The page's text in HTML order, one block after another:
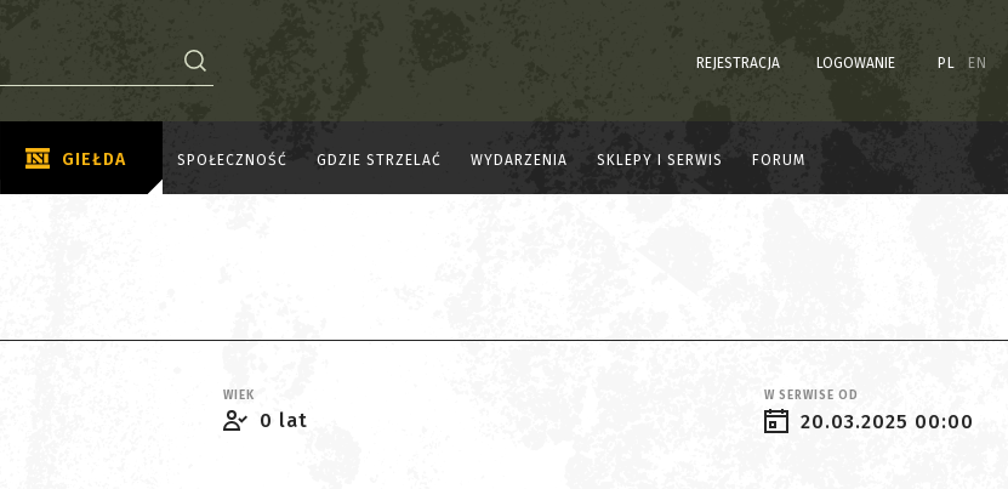
REJESTRACJA LOGOWANIE PL EN
GIEŁDA SPOŁECZNOŚĆ GDZIE STRZELAĆ WYDARZENIA SKLEPY I SERWIS FORUM
WIEK
0 lat
W SERWISE OD
20.03.2025 00:00